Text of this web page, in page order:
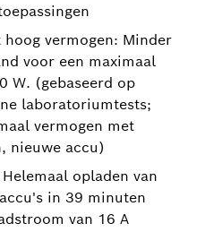
vermogen: Minder
voor een maximaal
W. (gebaseerd op
laboratoriumtests;
vermogen met
nieuwe accu)
opladen van
in 39 minuten
van 16 A